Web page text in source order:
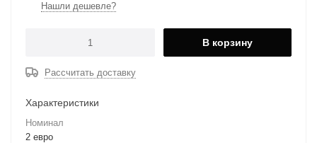
Нашли дешевле?
В корзину
Рассчитать доставку
Характеристики
Номинал
2 евро